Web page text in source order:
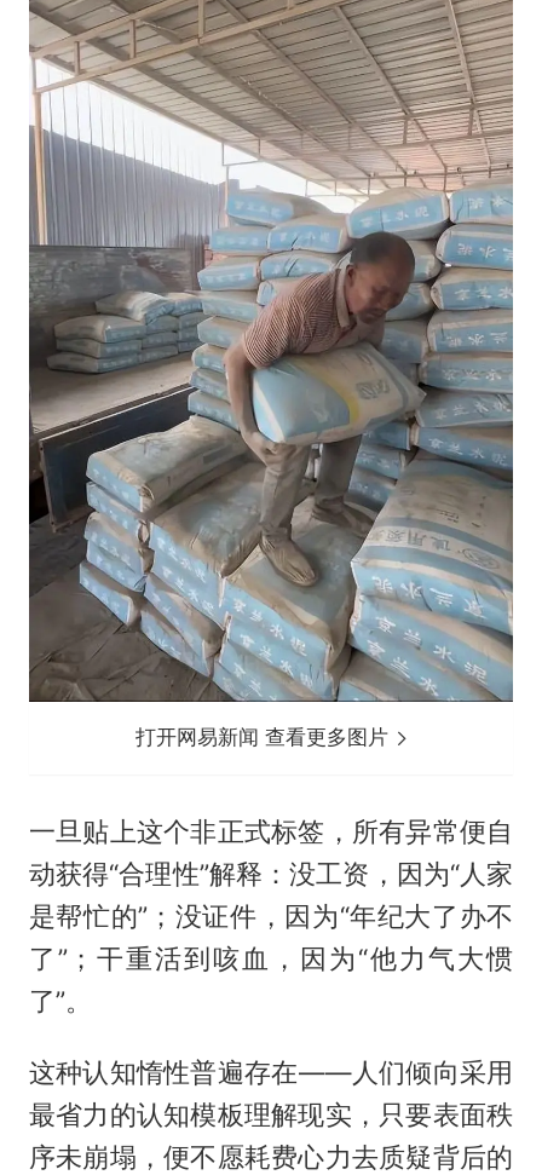
打开网易新闻 查看更多图片
一旦贴上这个非正式标签，所有异常便自
动获得“合理性”解释：没工资，因为“人家
是帮忙的”；没证件，因为“年纪大了办不
了”；干重活到咳血，因为“他力气大惯
了”。
这种认知惰性普遍存在——人们倾向采用
最省力的认知模板理解现实，只要表面秩
序未崩塌，便不愿耗费心力去质疑背后的